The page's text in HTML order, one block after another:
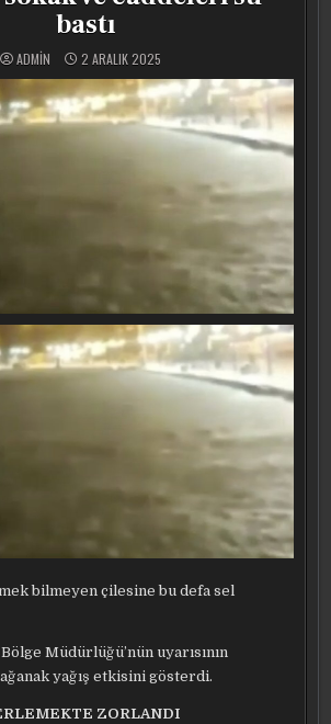
bastı
ADMIN 2 ARALIK 2025
bilmeyen çilesine bu defa sel
Müdürlüğü’nün uyarısının
yağış etkisini gösterdi.
ZORLANDI